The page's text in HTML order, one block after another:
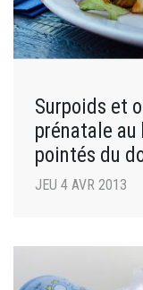
Surpoids et
prénatale
pointés du
JEU 4 AVR 2013